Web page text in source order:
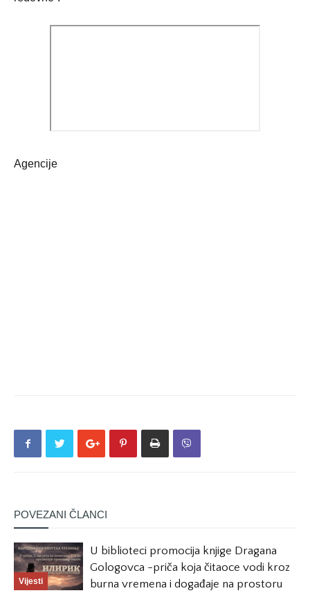
Agencije
POVEZANI ČLANCI
Vijesti
U biblioteci promocija knjige Dragana
Gologovca -priča koja čitaoce vodi kroz
burna vremena i događaje na prostoru